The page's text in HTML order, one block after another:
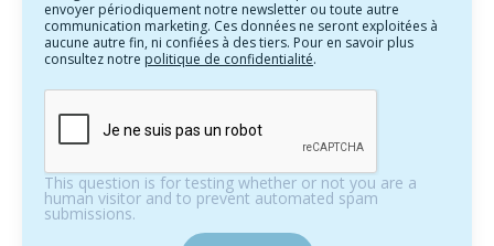
envoyer périodiquement notre newsletter ou toute autre
communication marketing. Ces données ne seront exploitées à
aucune autre fin, ni confiées à des tiers. Pour en savoir plus
consultez notre politique de confidentialité.
This question is for testing whether or not you are a
human visitor and to prevent automated spam
submissions.